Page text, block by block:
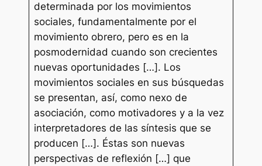
determinada por los movimientos
sociales, fundamentalmente por el
movimiento obrero, pero es en la
posmodernidad cuando son crecientes
nuevas oportunidades […]. Los
movimientos sociales en sus búsquedas
se presentan, así, como nexo de
asociación, como motivadores y a la vez
interpretadores de las síntesis que se
producen […]. Éstas son nuevas
perspectivas de reflexión […] que